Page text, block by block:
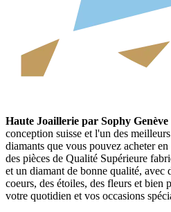
Haute Joaillerie par Sophy Genève
conception suisse et l'un des
diamants que vous pouvez acheter
des pièces de Qualité Supérieure
et un diamant de bonne qualité, avec
coeurs, des étoiles, des fleurs et bien
votre quotidien et vos occasions